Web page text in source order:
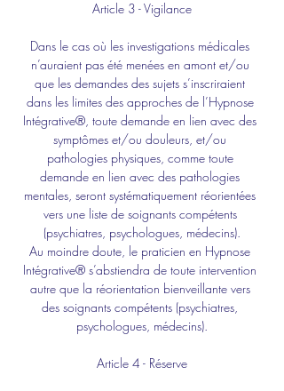
Article 3 - Vigilance
Dans le cas où les investigations médicales
n’auraient pas été menées en amont et/ou
que les demandes des sujets s’inscriraient
dans les limites des approches de l’Hypnose
Intégrative®, toute demande en lien avec des
symptômes et/ou douleurs, et/ou
pathologies physiques, comme toute
demande en lien avec des pathologies
mentales, seront systématiquement réorientées
vers une liste de soignants compétents
(psychiatres, psychologues, médecins).
Au moindre doute, le praticien en Hypnose
Intégrative® s’abstiendra de toute intervention
autre que la réorientation bienveillante vers
des soignants compétents (psychiatres,
psychologues, médecins).
Article 4 - Réserve